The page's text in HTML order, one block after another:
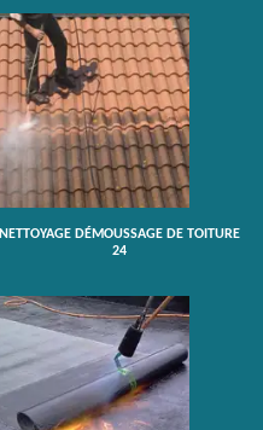
NETTOYAGE DÉMOUSSAGE DE TOITURE
24